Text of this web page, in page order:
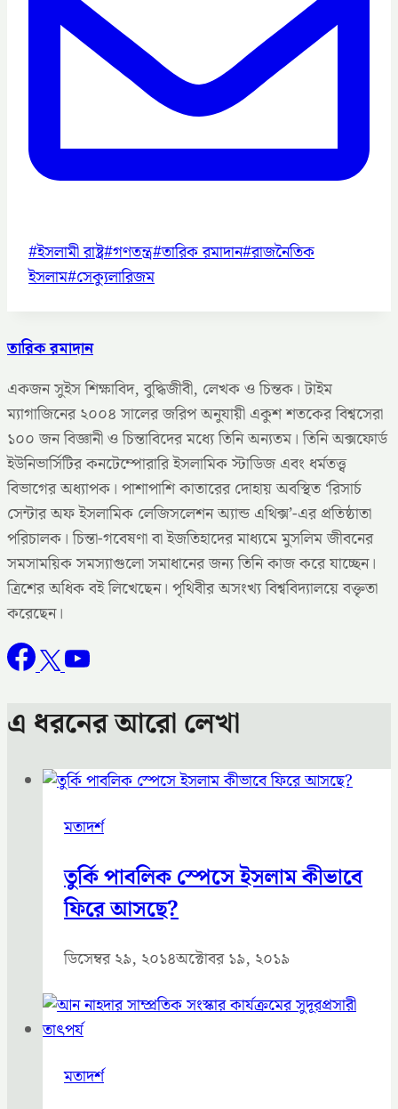
Post
Tags:
#ইসলামী রাষ্ট্র#গণতন্ত্র#তারিক রমাদান#রাজনৈতিক
ইসলাম#সেক্যুলারিজম
তারিক রমাদান
একজন সুইস শিক্ষাবিদ, বুদ্ধিজীবী, লেখক ও চিন্তক। টাইম
ম্যাগাজিনের ২০০৪ সালের জরিপ অনুযায়ী একুশ শতকের বিশ্বসেরা
১০০ জন বিজ্ঞানী ও চিন্তাবিদের মধ্যে তিনি অন্যতম। তিনি অক্সফোর্ড
ইউনিভার্সিটির কনটেম্পোরারি ইসলামিক স্টাডিজ এবং ধর্মতত্ত্ব
বিভাগের অধ্যাপক। পাশাপাশি কাতারের দোহায় অবস্থিত ‘রিসার্চ
সেন্টার অফ ইসলামিক লেজিসলেশন অ্যান্ড এথিক্স’-এর প্রতিষ্ঠাতা
পরিচালক। চিন্তা-গবেষণা বা ইজতিহাদের মাধ্যমে মুসলিম জীবনের
সমসাময়িক সমস্যাগুলো সমাধানের জন্য তিনি কাজ করে যাচ্ছেন।
ত্রিশের অধিক বই লিখেছেন। পৃথিবীর অসংখ্য বিশ্ববিদ্যালয়ে বক্তৃতা
করেছেন।
এ ধরনের আরো লেখা
মতাদর্শ
তুর্কি পাবলিক স্পেসে ইসলাম কীভাবে
ফিরে আসছে?
ডিসেম্বর ২৯, ২০১৪অক্টোবর ১৯, ২০১৯
মতাদর্শ